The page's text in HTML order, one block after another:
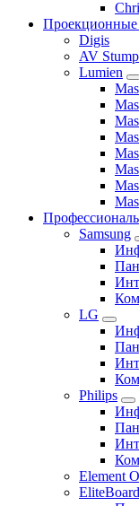
Проекционные
Digis
AV
Lumien
Samsung
LG
Philips
Element
EliteBoard